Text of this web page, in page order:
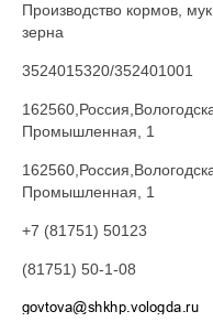
Производство кормов,
зерна
3524015320/352401001
Промышленная, 1
Промышленная, 1
+7 (81751) 50123
(81751) 50-1-08